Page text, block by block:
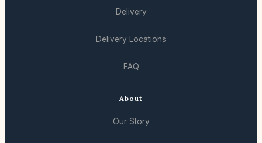
Delivery
Delivery Locations
FAQ
About
Our Story